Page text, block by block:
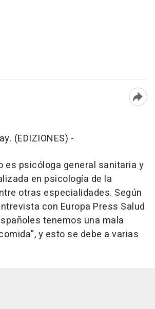
(EDIZIONES) -
es psicóloga general sanitaria y
en psicología de la
otras especialidades. Según
con Europa Press Salud
tenemos una mala
y esto se debe a varias